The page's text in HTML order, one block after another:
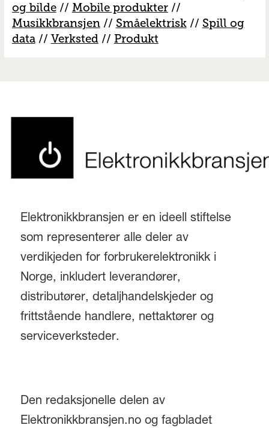
og bilde// Mobile produkter//
Musikkbransjen// Småelektrisk// Spill og
data// Verksted// Produkt
Elektronikkbransjen er en ideell stiftelse
som representerer alle deler av
verdikjeden for forbrukerelektronikk i
Norge, inkludert leverandører,
distributører, detaljhandelskjeder og
frittstående handlere, nettaktører og
serviceverksteder.
Den redaksjonelle delen av
Elektronikkbransjen.no og fagbladet